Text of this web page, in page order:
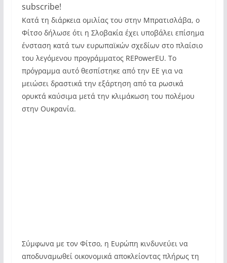
subscribe!
Κατά τη διάρκεια ομιλίας του στην Μπρατισλάβα, ο
Φίτσο δήλωσε ότι η Σλοβακία έχει υποβάλει επίσημα
ένσταση κατά των ευρωπαϊκών σχεδίων στο πλαίσιο
του λεγόμενου προγράμματος REPowerEU. Το
πρόγραμμα αυτό θεσπίστηκε από την ΕΕ για να
μειώσει δραστικά την εξάρτηση από τα ρωσικά
ορυκτά καύσιμα μετά την κλιμάκωση του πολέμου
στην Ουκρανία.
Σύμφωνα με τον Φίτσο, η Ευρώπη κινδυνεύει να
αποδυναμωθεί οικονομικά αποκλείοντας πλήρως τη